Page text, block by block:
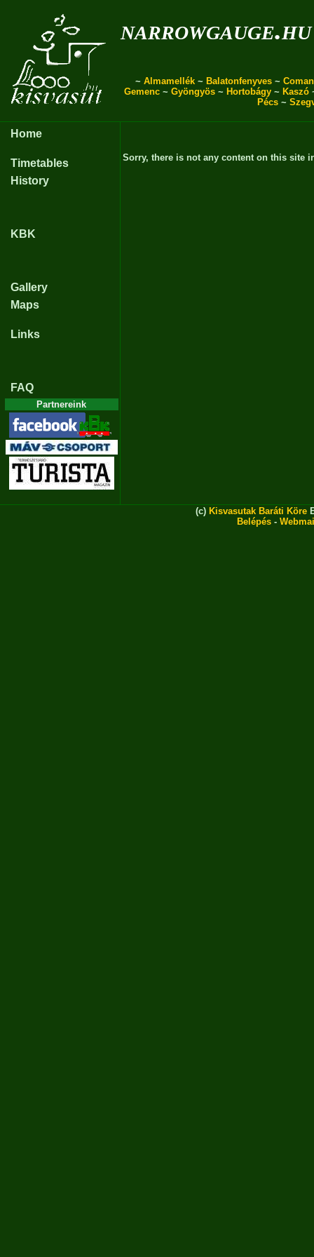
narrowgauge.hu
~ Almamellék ~ Balatonfenyves ~
Gemenc ~ Gyöngyös ~ Hortobágy ~ Kaszó
Pécs ~
Home
Timetables
History
KBK
Gallery
Maps
Links
FAQ
Partnereink
Sorry, there is not any content on this site
(c) Kisvasutak Baráti Köre
Belépés -